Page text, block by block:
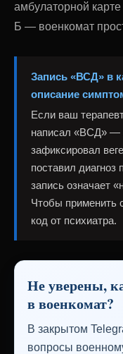
амбулаторной
Б — военкомат
Запись «ВСД» в
описание
Если ваш
написал «ВСД» —
зафиксировал
поставил
запись означает
Чтобы применить
код от психиатра.
Не уверены,
в военкомат?
В закрытом
вопросы